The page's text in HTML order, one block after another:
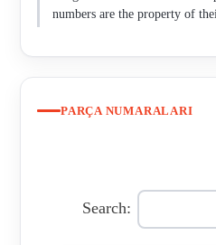
numbers are the property of
PARÇA NUMARALARI
Search: